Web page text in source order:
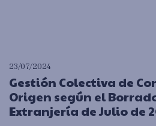
23/07/2024
Gestión Colectiva de
Origen según el
Extranjería de Julio de